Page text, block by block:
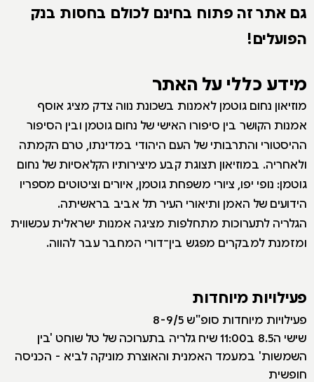
גם אתר זה פתוח בחינם לכולם בחסות בנק
הפועלים!
מידע כללי על האתר
מוזיאון נחום גוטמן לאמנות בשכונת נווה צדק מציג אוסף
אמנות הקושר בין סיפורו האישי של נחום גוטמן ובין הסיפור
ההיסטורי והתרבותי של העם היהודי במדינתו, טרם הקמתה
ולאחריה. במוזיאון תצוגת קבע מיצירותיו הקלאסיות של נחום
גוטמן: נופי יפו, ציורי משפחת גוטמן, איורים וציטוטים מספריו
הידועים של האמן ותיאורי העיר תל אביב בראשיתה.
הגלריה לתערוכות מתחלפות מציגה אמנות ישראלית עכשווית
ומזמנת למבקרים מפגש בין־דורי המחבר עבר להווה.
פעילויות מיוחדות
פעילויות מיוחדות סופ"ש 8-9/5
שישי ה8.5 ב11:00 שיח גלריה בתערוכה של טל שוחט 'בין
השמשות' במעמד האמנית והאוצרת מוניקה לביא - הכניסה
חופשית